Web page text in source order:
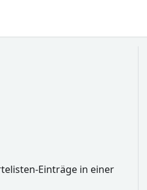
Einträge in einer